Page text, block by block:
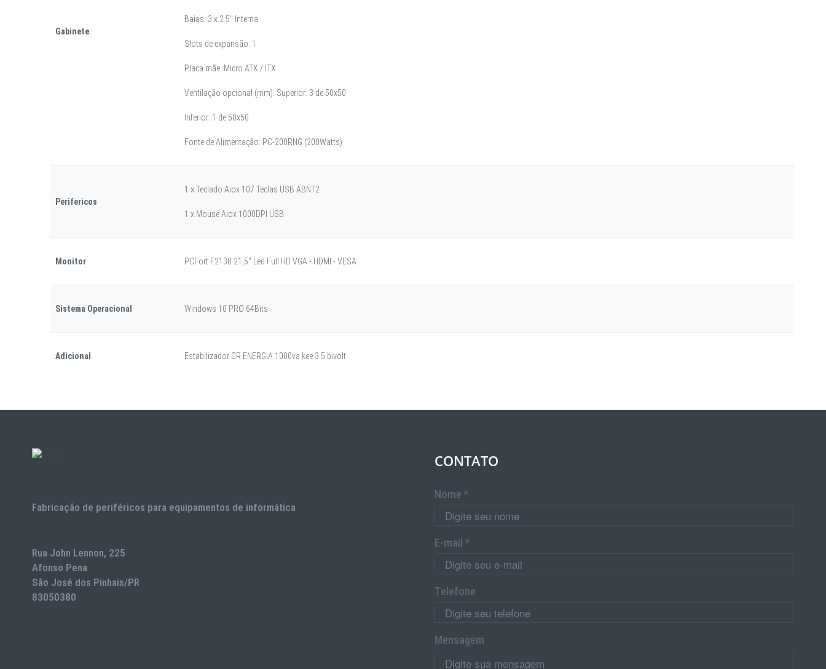
Gabinete
Baias: 3 x 2.5" Interna
Slots de expansão: 1
Placa mãe: Micro ATX / ITX
Ventilação opcional (mm): Superior: 3 de 50x50
Inferior: 1 de 50x50
Fonte de Alimentação: PC-200RNG (200Watts)
Perifericos
1 x Teclado Aiox 107 Teclas USB ABNT2
1 x Mouse Aiox 1000DPI USB
Monitor PCFort F2130 21,5" Led Full HD VGA - HDMI - VESA
Sistema Operacional Windows 10 PRO 64Bits
Adicional Estabilizador CR ENERGIA 1000va kee 3.5 bivolt
Fabricação de periféricos para equipamentos de informática
Rua John Lennon, 225
Afonso Pena
São José dos Pinhais/PR
83050380
CONTATO
Nome *
E-mail *
Telefone
Mensagem